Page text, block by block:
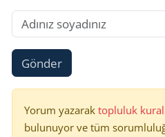
Gönder
Yorum yazarak topluluk
bulunuyor ve tüm